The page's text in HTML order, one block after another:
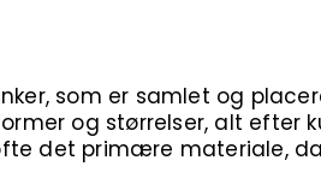
som er samlet og
og størrelser, alt efter
det primære materiale,